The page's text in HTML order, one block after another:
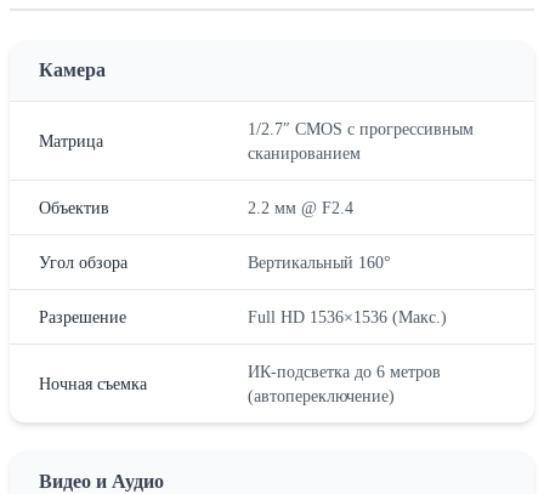
Камера
Матрица
1/2.7″ CMOS с прогрессивным
сканированием
Объектив 2.2 мм @ F2.4
Угол обзора Вертикальный 160°
Разрешение Full HD 1536×1536 (Макс.)
Ночная съемка
ИК-подсветка до 6 метров
(автопереключение)
Видео и Аудио